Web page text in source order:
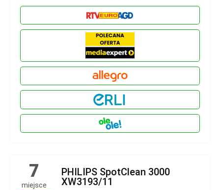
7
miejsce
PHILIPS SpotClean 3000
XW3193/11